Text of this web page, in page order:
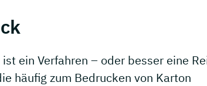
ein Verfahren – oder besser eine
häufig zum Bedrucken von Karton